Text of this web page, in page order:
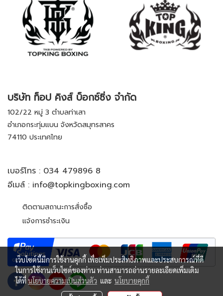
บริษัท ท็อป คิงส์ บ็อกซ์ซิ่ง จำกัด
102/22 หมู่ 3 ตำบลท่าเสา
อำเภอกระทุ่มแบน จังหวัดสมุทรสาคร
74110 ประเทศไทย
เบอร์โทร : 034 479896 8
อีเมล์ : info@topkingboxing.com
ติดตามสถานะการสั่งซื้อ
แจ้งการชำระเงิน
เว็บไซต์นี้มีการใช้งานคุกกี้ เพื่อเพิ่มประสิทธิภาพและประสบการณ์ที่ดี
ในการใช้งานเว็บไซต์ของท่าน ท่านสามารถอ่านรายละเอียดเพิ่มเติม
ได้ที่นโยบายความเป็นส่วนตัว และ นโยบายคุกกี้